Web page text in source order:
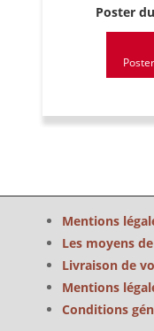
Poster
Mentions
Les moyens
Livraison de
Mentions
Conditions